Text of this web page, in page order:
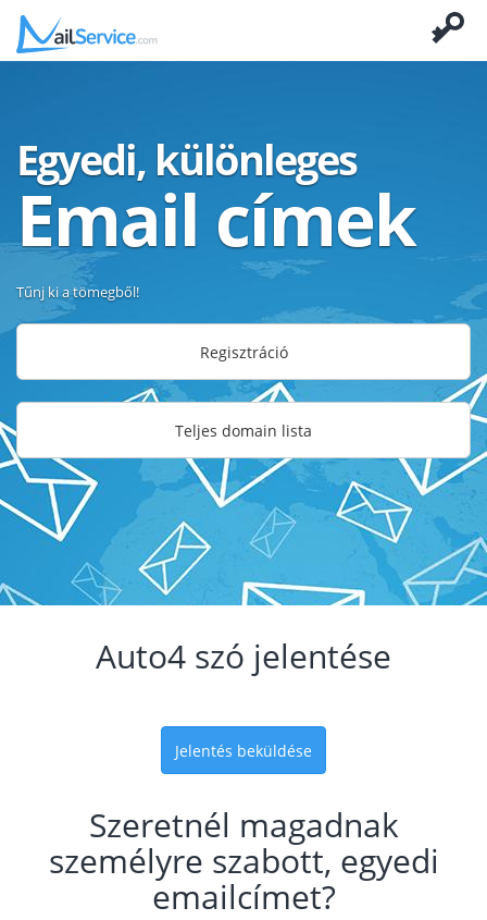
Egyedi, különleges
Email címek
Tűnj ki a tömegből!
Regisztráció
Teljes domain lista
Auto4 szó jelentése
Jelentés beküldése
Szeretnél magadnak
személyre szabott, egyedi
emailcímet?